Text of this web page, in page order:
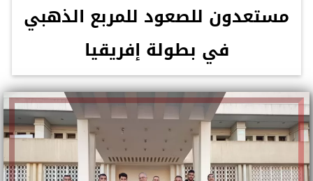
مستعدون للصعود للمربع الذهبي
في بطولة إفريقيا